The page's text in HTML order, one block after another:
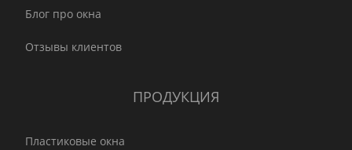
Блог про окна
Отзывы клиентов
ПРОДУКЦИЯ
Пластиковые окна